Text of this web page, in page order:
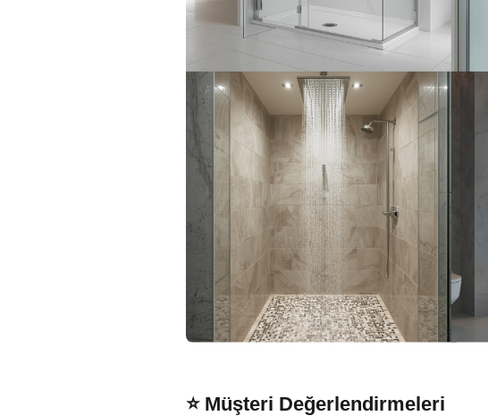
⭐ Müşteri Değerlendirmeleri